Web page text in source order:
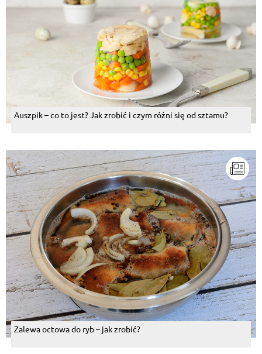
Auszpik – co to jest? Jak zrobić i czym różni się od sztamu?
Zalewa octowa do ryb – jak zrobić?